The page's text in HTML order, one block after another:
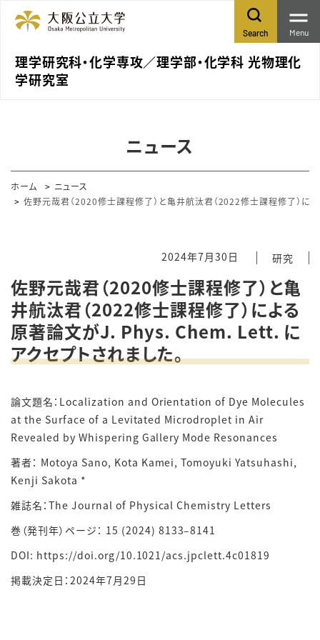
理学研究科・化学専攻／理学部・化学科 光物理化
学研究室
Search Menu
ニュース
ホーム
ニュース
佐野元哉君（2020修士課程修了）と亀井航汰君（2022修士課程修了）
2024年7月30日 研究
佐野元哉君（2020修士課程修了）と亀
井航汰君（2022修士課程修了）による
原著論文がJ. Phys. Chem. Lett. に
アクセプトされました。
論文題名：Localization and Orientation of Dye Molecules
at the Surface of a Levitated Microdroplet in Air
Revealed by Whispering Gallery Mode Resonances
著者： Motoya Sano, Kota Kamei, Tomoyuki Yatsuhashi,
Kenji Sakota *
雑誌名：The Journal of Physical Chemistry Letters
巻（発刊年）ページ： 15 (2024) 8133–8141
DOI: https://doi.org/10.1021/acs.jpclett.4c01819
掲載決定日：2024年7月29日